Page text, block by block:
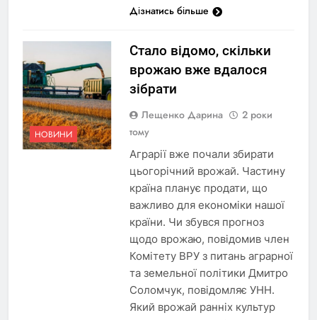
Дізнатись більше
НОВИНИ
Стало відомо, скільки
врожаю вже вдалося
зібрати
Лещенко Дарина
2 роки
тому
Аграрії вже почали збирати
цьогорічний врожай. Частину
країна планує продати, що
важливо для економіки нашої
країни. Чи збувся прогноз
щодо врожаю, повідомив член
Комітету ВРУ з питань аграрної
та земельної політики Дмитро
Соломчук, повідомляє УНН.
Який врожай ранніх культур